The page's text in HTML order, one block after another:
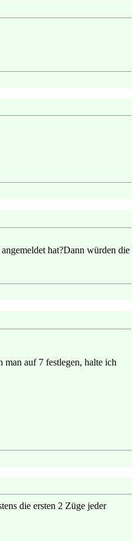
hat?Dann würden die
auf 7 festlegen, halte ich
die ersten 2 Züge jeder